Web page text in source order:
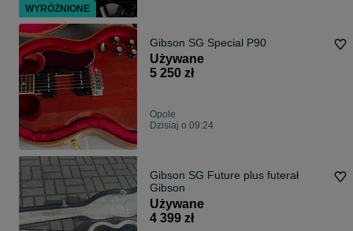
Gibson SG Special P90
Używane
5 250 zł
Opole
Dzisiaj o 09:24
Gibson SG Future plus futerał
Gibson
Używane
4 399 zł
WYRÓŻNIONE